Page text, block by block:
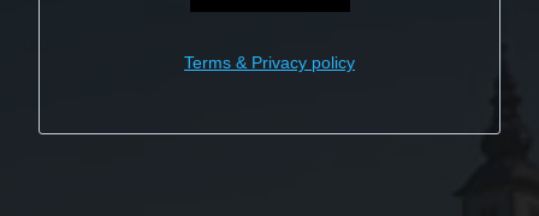
Terms & Privacy policy